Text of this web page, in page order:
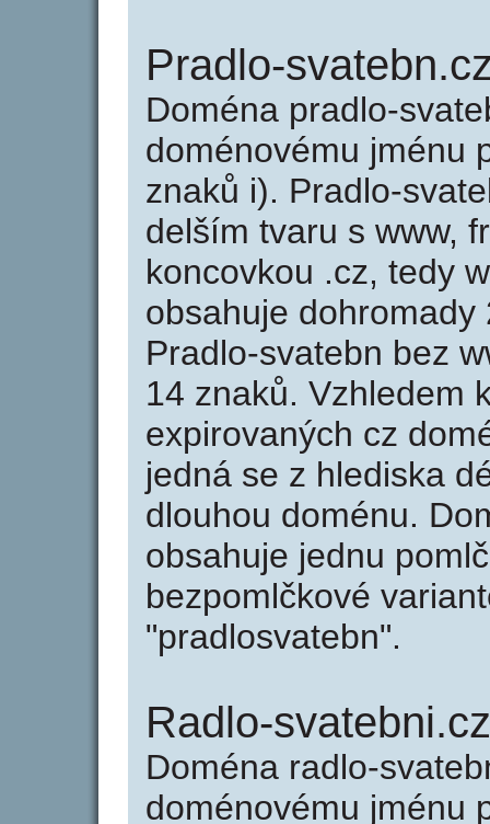
Pradlo-
Doména pradlo-
doménovému jménu
znaků i). Pradlo-
delším tvaru s www,
koncovkou .cz, tedy
obsahuje
Pradlo-svatebn bez
14 znaků. Vzhledem
expirovaných cz
jedná se z hlediska
dlouhou doménu.
obsahuje jednu
bezpomlčkové
"pradlosvatebn".
Radlo-svatebni.cz
Doména radlo-
doménovému jménu